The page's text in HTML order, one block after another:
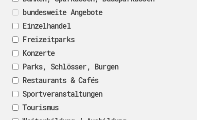
bundesweite Angebote
Einzelhandel
Freizeitparks
Konzerte
Parks, Schlösser, Burgen
Restaurants & Cafés
Sportveranstaltungen
Tourismus